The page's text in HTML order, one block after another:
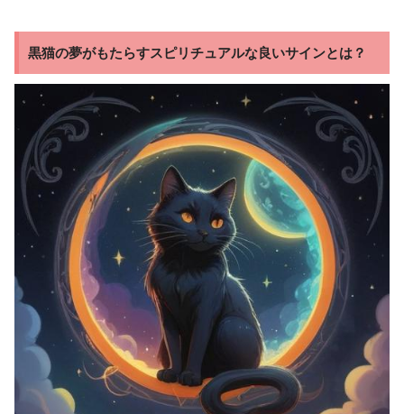
黒猫の夢がもたらすスピリチュアルな良いサインとは？